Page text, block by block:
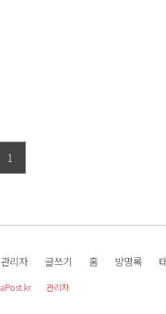
1
관리자 글쓰기 홈 방명록
aPost.kr 관리자